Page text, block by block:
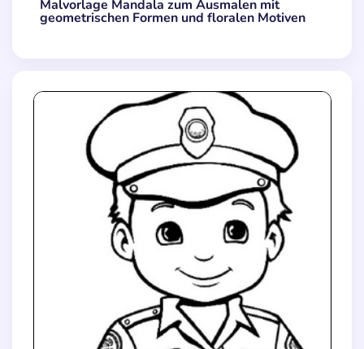
Malvorlage Mandala zum Ausmalen mit
geometrischen Formen und floralen Motiven